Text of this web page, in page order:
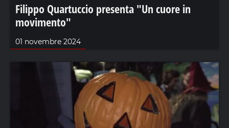
Filippo Quartuccio presenta "Un cuore in
movimento"
01 novembre 2024